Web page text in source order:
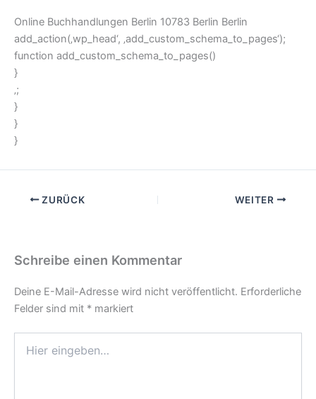
Online Buchhandlungen Berlin 10783 Berlin Berlin
add_action(‚wp_head‘, ‚add_custom_schema_to_pages‘);
function add_custom_schema_to_pages()
}
‚;
}
}
}
ZURÜCK WEITER
Schreibe einen Kommentar
Deine E-Mail-Adresse wird nicht veröffentlicht. Erforderliche
Felder sind mit * markiert
eingeben…